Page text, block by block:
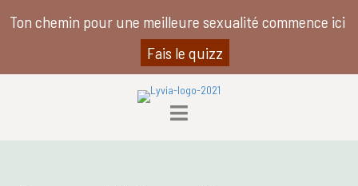
Ton chemin pour une meilleure sexualité commence ici
Fais le quizz